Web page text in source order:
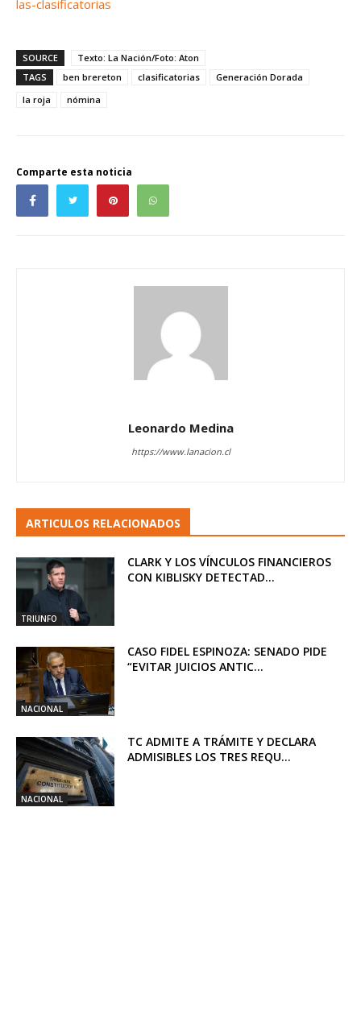
las-clasificatorias
SOURCE
Texto: La Nación/Foto: Aton
TAGS
ben brereton clasificatorias
Generación Dorada
la roja
nómina
Comparte esta noticia
Leonardo Medina
https://www.lanacion.cl
ARTICULOS RELACIONADOS
TRIUNFO
CLARK Y LOS VÍNCULOS FINANCIEROS
CON KIBLISKY DETECTAD...
NACIONAL
CASO FIDEL ESPINOZA: SENADO PIDE
“EVITAR JUICIOS ANTIC...
NACIONAL
TC ADMITE A TRÁMITE Y DECLARA
ADMISIBLES LOS TRES REQU...